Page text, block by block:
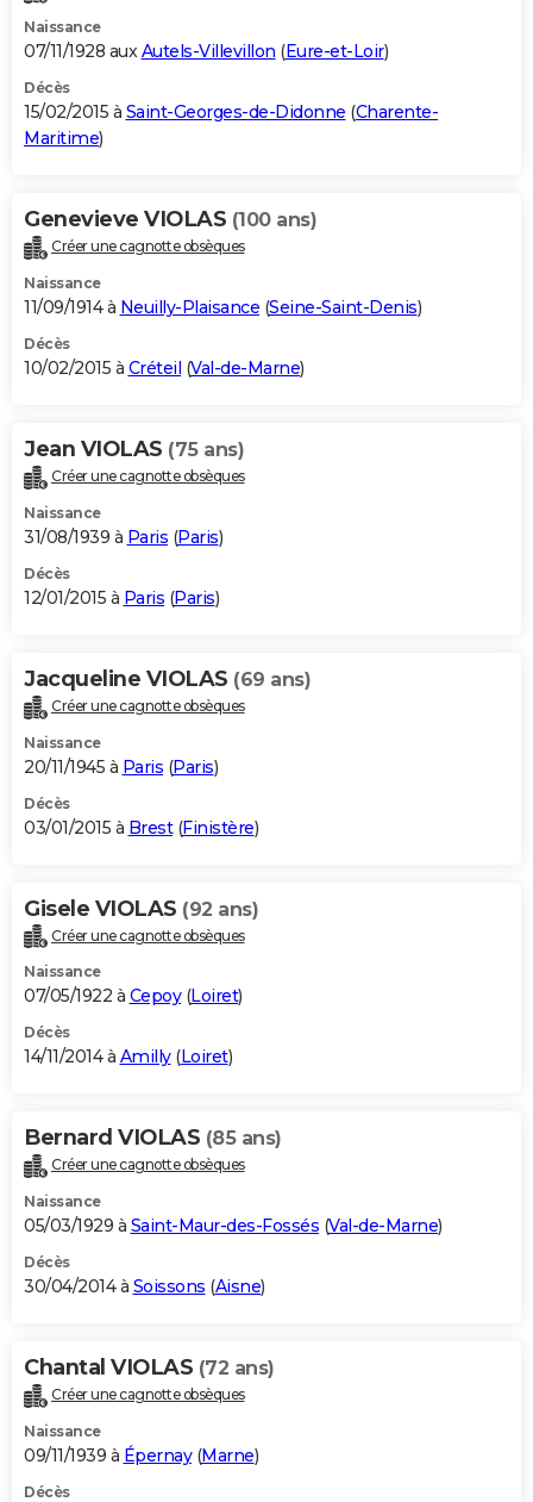
Naissance
07/11/1928 auxAutels-Villevillon (Eure-et-Loir)
Décès
15/02/2015 à Saint-Georges-de-Didonne (Charente-
Maritime)
Genevieve VIOLAS (100 ans)
Créer une cagnotte obsèques
Naissance
11/09/1914 à Neuilly-Plaisance (Seine-Saint-Denis)
Décès
10/02/2015 à Créteil (Val-de-Marne)
Jean VIOLAS (75 ans)
Créer une cagnotte obsèques
Naissance
31/08/1939 à Paris (Paris)
Décès
12/01/2015 à Paris (Paris)
Jacqueline VIOLAS (69 ans)
Créer une cagnotte obsèques
Naissance
20/11/1945 à Paris (Paris)
Décès
03/01/2015 à Brest(Finistère)
Gisele VIOLAS (92 ans)
Créer une cagnotte obsèques
Naissance
07/05/1922 à Cepoy(Loiret)
Décès
14/11/2014 à Amilly(Loiret)
Bernard VIOLAS (85 ans)
Créer une cagnotte obsèques
Naissance
05/03/1929 à Saint-Maur-des-Fossés (Val-de-Marne)
Décès
30/04/2014 à Soissons (Aisne)
Chantal VIOLAS (72 ans)
Créer une cagnotte obsèques
Naissance
09/11/1939 à Épernay(Marne)
Décès